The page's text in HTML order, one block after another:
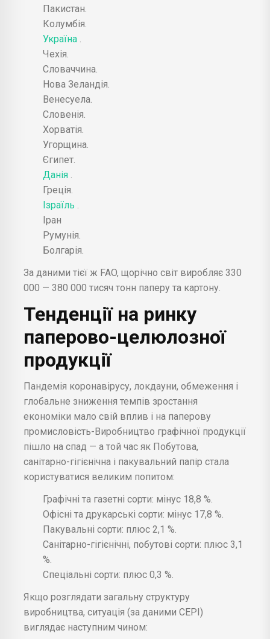
Пакистан.
Колумбія.
Україна
Чехія.
Словаччина.
Нова Зеландія.
Венесуела.
Словенія.
Хорватія.
Угорщина.
Єгипет.
Данія
Греція.
Ізраїль
Іран
Румунія.
Болгарія.
За даними тієї ж FAO, щорічно світ виробляє 330
000 — 380 000 тисяч тонн паперу та картону.
Тенденції на ринку
паперово-целюлозної
продукції
Пандемія коронавірусу, локдауни, обмеження і
глобальне зниження темпів зростання
економіки мало свій вплив і на паперову
промисловість-Виробництво графічної продукції
пішло на спад — а той час як Побутова,
санітарно-гігієнічна і пакувальний папір стала
користуватися великим попитом:
Графічні та газетні сорти: мінус 18,8 %.
Офісні та друкарські сорти: мінус 17,8 %.
Пакувальні сорти: плюс 2,1 %.
Санітарно-гігієнічні, побутові сорти: плюс 3,1
%.
Спеціальні сорти: плюс 0,3 %.
Якщо розглядати загальну структуру
виробництва, ситуація (за даними CEPI)
виглядає наступним чином: